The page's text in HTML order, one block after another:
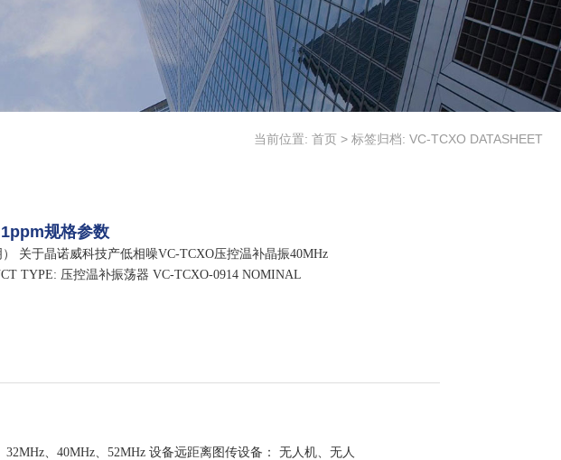
当前位置: 首页 > 标签归档: VC-TCXO DATASHEET
规格参数
关于晶诺威科技产低相噪VC-TCXO压控温补晶振40MHz
TYPE: 压控温补振荡器 VC-TCXO-0914 NOMINAL
、40MHz、52MHz 设备远距离图传设备： 无人机、无人